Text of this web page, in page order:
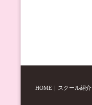
HOME ｜ スクール紹介